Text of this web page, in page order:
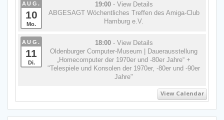
AUG.
10
Mo.
19:00 - View Details
ABGESAGT Wöchentliches Treffen des Amiga-Club
Hamburg e.V.
AUG.
11
Di.
18:00 - View Details
Oldenburger Computer-Museum | Dauerausstellung
„Homecomputer der 1970er und -80er Jahre“ +
"Telespiele und Konsolen der 1970er, -80er und -90er
Jahre"
View Calendar